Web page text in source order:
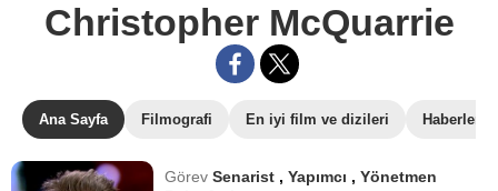
Christopher McQuarrie
Ana Sayfa Filmografi En iyi film ve dizileri Haberler
GörevSenarist ,Yapımcı ,Yönetmen